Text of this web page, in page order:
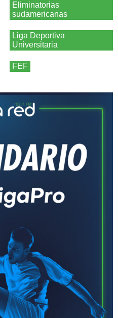
Eliminatorias
sudamericanas
Liga Deportiva
Universitaria
FEF